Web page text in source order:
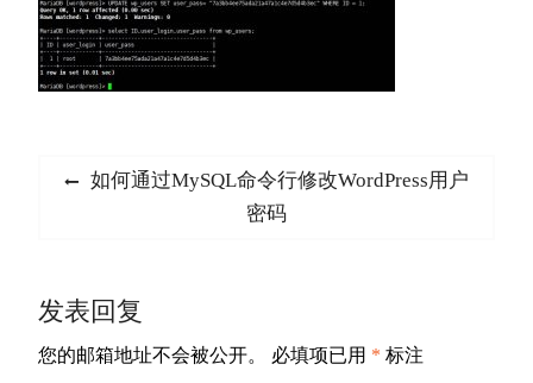
文
Previous
如何通过MySQL命令行修改WordPress用户
密码
发表回复
您的邮箱地址不会被公开。 必填项已用 * 标注